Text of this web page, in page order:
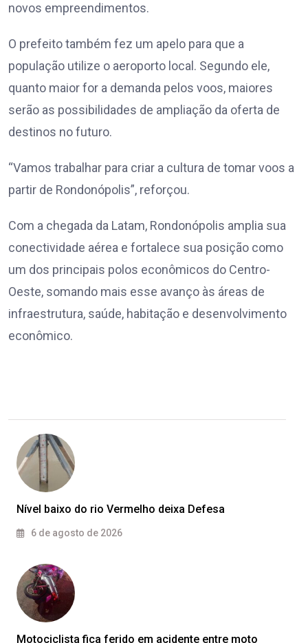
novos empreendimentos.
O prefeito também fez um apelo para que a
população utilize o aeroporto local. Segundo ele,
quanto maior for a demanda pelos voos, maiores
serão as possibilidades de ampliação da oferta de
destinos no futuro.
“Vamos trabalhar para criar a cultura de tomar voos a
partir de Rondonópolis”, reforçou.
Com a chegada da Latam, Rondonópolis amplia sua
conectividade aérea e fortalece sua posição como
um dos principais polos econômicos do Centro-
Oeste, somando mais esse avanço às áreas de
infraestrutura, saúde, habitação e desenvolvimento
econômico.
Nível baixo do rio Vermelho deixa Defesa
6 de agosto de 2026
Motociclista fica ferido em acidente entre moto